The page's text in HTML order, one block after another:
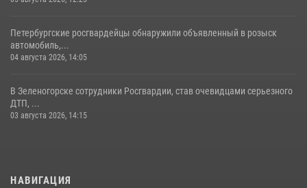
Петербургские росгвардейцы обнаружили объявленный в розыск
автомобиль,...
04 августа 2026, 14:05
В Зеленогорске сотрудники Росгвардии, став очевидцами серьезного
ДТП, ...
03 августа 2026, 14:15
НАВИГАЦИЯ